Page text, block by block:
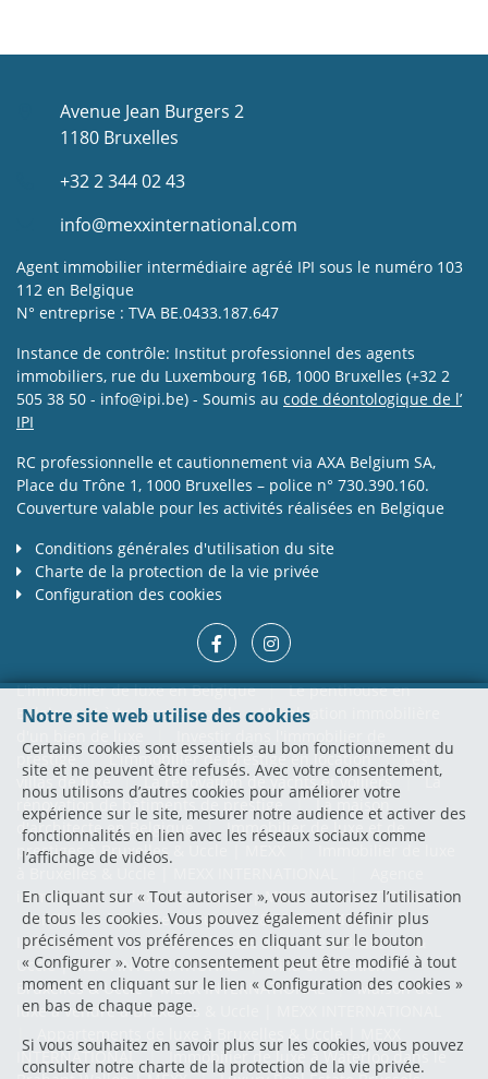
Notre site web utilise des cookies
Certains cookies sont essentiels au bon fonctionnement du
site et ne peuvent être refusés. Avec votre consentement,
nous utilisons d’autres cookies pour améliorer votre
expérience sur le site, mesurer notre audience et activer des
fonctionnalités en lien avec les réseaux sociaux comme
l’affichage de vidéos.
En cliquant sur « Tout autoriser », vous autorisez l’utilisation
de tous les cookies. Vous pouvez également définir plus
précisément vos préférences en cliquant sur le bouton
« Configurer ». Votre consentement peut être modifié à tout
moment en cliquant sur le lien « Configuration des cookies »
en bas de chaque page.
Si vous souhaitez en savoir plus sur les cookies, vous pouvez
consulter notre charte de la protection de la vie privée.
Avenue Jean Burgers 2
1180 Bruxelles
+32 2 344 02 43
info@mexxinternational.com
Agent immobilier intermédiaire agréé IPI sous le numéro 103
112 en Belgique
N° entreprise : TVA BE.0433.187.647
Instance de contrôle: Institut professionnel des agents
immobiliers, rue du Luxembourg 16B, 1000 Bruxelles (+32 2
505 38 50 - info@ipi.be) - Soumis au code déontologique de l’
IPI
RC professionnelle et cautionnement via AXA Belgium SA,
Place du Trône 1, 1000 Bruxelles – police n° 730.390.160.
Couverture valable pour les activités réalisées en Belgique
Conditions générales d'utilisation du site
Charte de la protection de la vie privée
Configuration des cookies
L'immobilier de luxe en Belgique | Le penthouse en
Belgique et à travers le monde
L'évaluation immobilière
prestige | L'immobilier de prestige en location | Les
villas de luxe | La rénovation de yachts et voiliers | La
rénovation de bâtiments de prestige | La maison
d'architecte en Belgique | Immobilier de luxe et de
prestiges à Bruxelles & Uccle | MEXX
à Bruxelles & Uccle | MEXX INTERNATIONAL
immobilière de luxe à Bruxelles | MEXX INTERNATIONAL |
Penthouse à vendre à Bruxelles & Uccle | MEXX
INTERNATIONAL | Villa de luxe à vendre à Bruxelles &
Uccle | MEXX INTERNATIONAL | Villa en location à
Bruxelles & Uccle | MEXX INTERNATIONAL | Maison de
luxe à vendre à Bruxelles & Uccle | MEXX INTERNATIONAL
Appartements de luxe à Bruxelles & Uccle | MEXX
INTERNATIONAL | Immobilier de luxe à Waterloo dans le